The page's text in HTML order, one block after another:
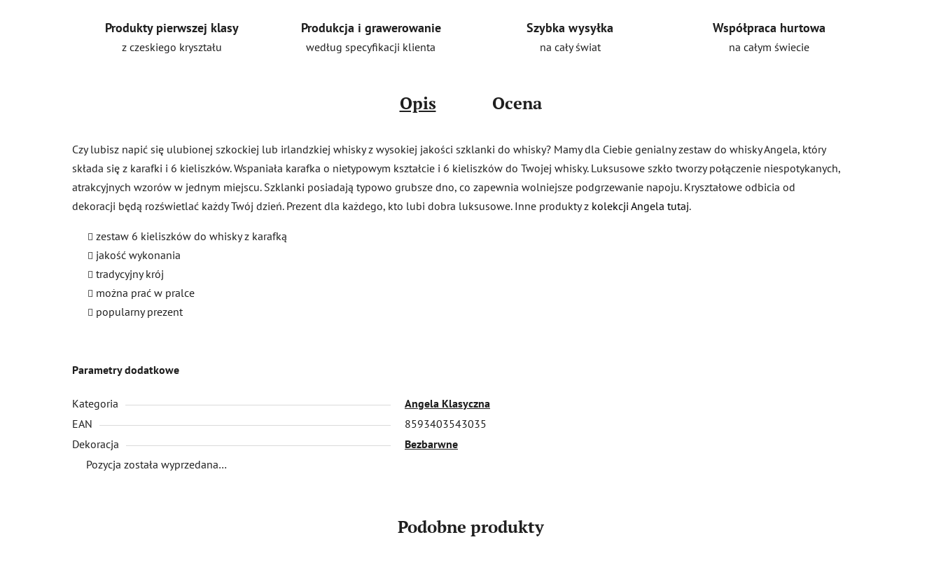
Produkty pierwszej klasy
z czeskiego kryształu
Produkcja i grawerowanie
według specyfikacji klienta
Szybka wysyłka
na cały świat
Współpraca hurtowa
na całym świecie
Opis Ocena
Czy lubisz napić się ulubionej szkockiej lub irlandzkiej whisky z wysokiej jakości szklanki do whisky? Mamy dla Ciebie genialny zestaw do whisky Angela, który
składa się z karafki i 6 kieliszków. Wspaniała karafka o nietypowym kształcie i 6 kieliszków do Twojej whisky. Luksusowe szkło tworzy połączenie niespotykanych,
atrakcyjnych wzorów w jednym miejscu. Szklanki posiadają typowo grubsze dno, co zapewnia wolniejsze podgrzewanie napoju. Kryształowe odbicia od
dekoracji będą rozświetlać każdy Twój dzień. Prezent dla każdego, kto lubi dobra luksusowe. Inne produkty z kolekcji Angela tutaj.
zestaw 6 kieliszków do whisky z karafką
jakość wykonania
tradycyjny krój
można prać w pralce
popularny prezent
Parametry dodatkowe
Kategoria
Angela Klasyczna
EAN
8593403543035
Dekoracja
Bezbarwne
Pozycja została wyprzedana…
Podobne produkty